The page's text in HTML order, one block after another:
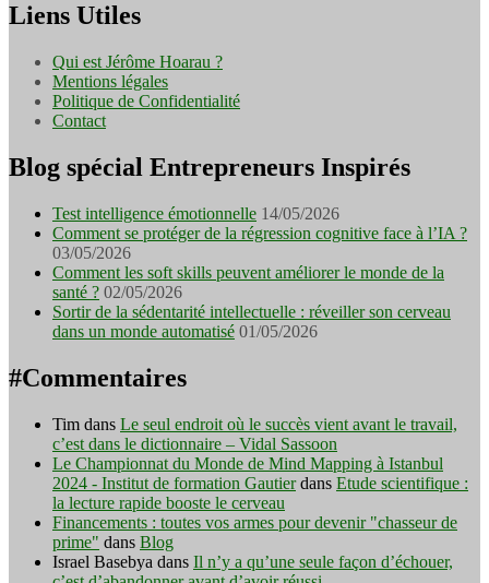
Liens Utiles
Qui est Jérôme Hoarau ?
Mentions légales
Politique de Confidentialité
Contact
Blog spécial Entrepreneurs Inspirés
Test intelligence émotionnelle 14/05/2026
Comment se protéger de la régression cognitive face à l’IA ?
03/05/2026
Comment les soft skills peuvent améliorer le monde de la
santé ? 02/05/2026
Sortir de la sédentarité intellectuelle : réveiller son cerveau
dans un monde automatisé 01/05/2026
#Commentaires
Tim dans Le seul endroit où le succès vient avant le travail,
c’est dans le dictionnaire – Vidal Sassoon
Le Championnat du Monde de Mind Mapping à Istanbul
2024 - Institut de formation Gautierdans Etude scientifique :
la lecture rapide booste le cerveau
Financements : toutes vos armes pour devenir "chasseur de
prime" dans Blog
Israel Basebya dans Il n’y a qu’une seule façon d’échouer,